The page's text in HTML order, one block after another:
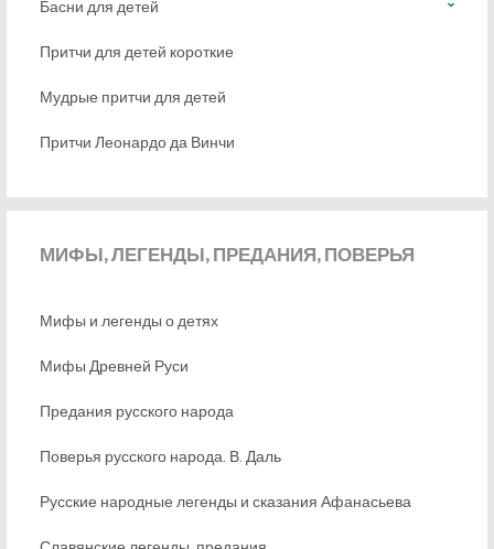
Басни для детей
Притчи для детей короткие
Мудрые притчи для детей
Притчи Леонардо да Винчи
МИФЫ,ЛЕГЕНДЫ, ПРЕДАНИЯ, ПОВЕРЬЯ
Мифы и легенды о детях
Мифы Древней Руси
Предания русского народа
Поверья русского народа. В. Даль
Русские народные легенды и сказания Афанасьева